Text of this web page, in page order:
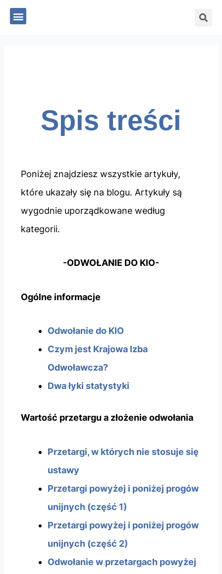
Menu
Spis treści
Poniżej znajdziesz wszystkie artykuły,
które ukazały się na blogu. Artykuły są
wygodnie uporządkowane według
kategorii.
-ODWOŁANIE DO KIO-
Ogólne informacje
Odwołanie do KIO
Czym jest Krajowa Izba
Odwoławcza?
Dwa łyki statystyki
Wartość przetargu a złożenie odwołania
Przetargi, w których nie stosuje się
ustawy
Przetargi powyżej i poniżej progów
unijnych (część 1)
Przetargi powyżej i poniżej progów
unijnych (część 2)
Odwołanie w przetargach powyżej